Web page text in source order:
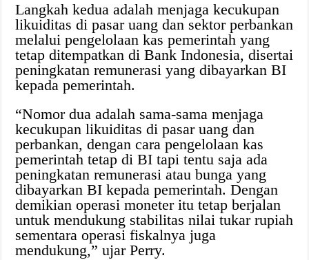
Langkah kedua adalah menjaga kecukupan
likuiditas di pasar uang dan sektor perbankan
melalui pengelolaan kas pemerintah yang
tetap ditempatkan di Bank Indonesia, disertai
peningkatan remunerasi yang dibayarkan BI
kepada pemerintah.
“Nomor dua adalah sama-sama menjaga
kecukupan likuiditas di pasar uang dan
perbankan, dengan cara pengelolaan kas
pemerintah tetap di BI tapi tentu saja ada
peningkatan remunerasi atau bunga yang
dibayarkan BI kepada pemerintah. Dengan
demikian operasi moneter itu tetap berjalan
untuk mendukung stabilitas nilai tukar rupiah
sementara operasi fiskalnya juga
mendukung,” ujar Perry.‎